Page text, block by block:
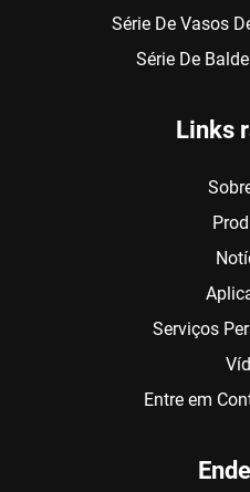
Série De Vasos
Série De
Links
Serviços
Entre em